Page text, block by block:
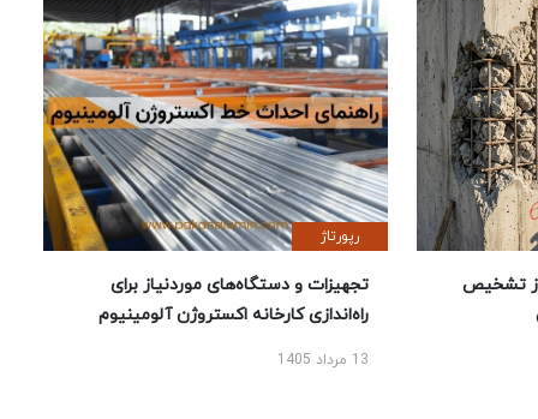
تشخیص
رپورتاژ
تجهیزات و دستگاه‌های موردنیاز برای
راه‌اندازی کارخانه اکستروژن آلومینیوم
13 مرداد 1405